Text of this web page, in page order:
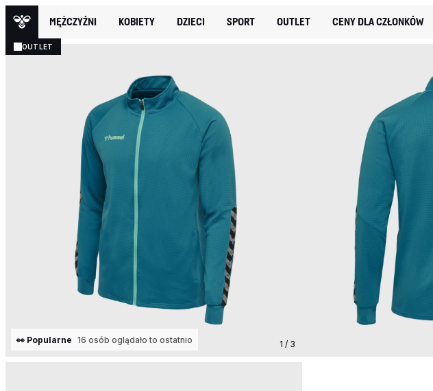
MĘŻCZYŹNI KOBIETY DZIECI SPORT OUTLET CENY DLA CZŁONKÓW
OUTLET
1 / 3
👀 Popularne 16 osób oglądało to ostatnio